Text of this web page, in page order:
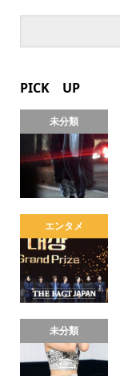
PICK UP
未分類
エンタメ
未分類